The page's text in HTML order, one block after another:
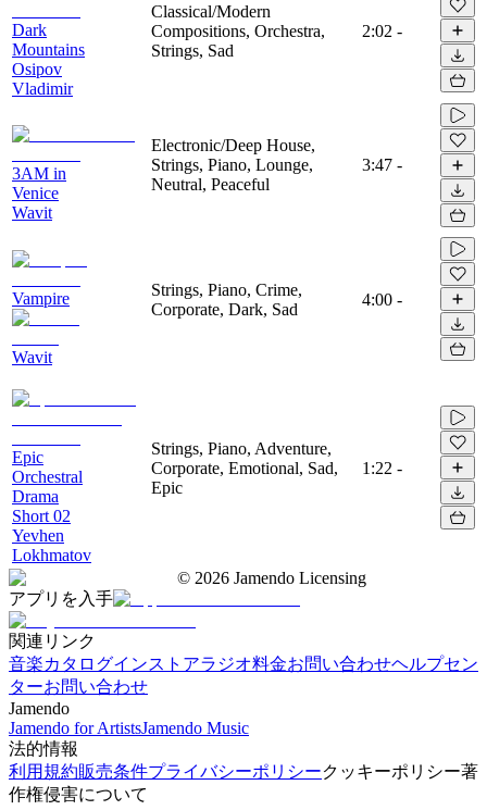
Dark
Mountains
Osipov
Vladimir
Classical/Modern
Compositions, Orchestra,
Strings, Sad
2:02 -
3AM in
Venice
Wavit
Electronic/Deep House,
Strings, Piano, Lounge,
Neutral, Peaceful
3:47 -
Vampire
Wavit
Strings, Piano, Crime,
Corporate, Dark, Sad
4:00 -
Epic
Orchestral
Drama
Short 02
Yevhen
Lokhmatov
Strings, Piano, Adventure,
Corporate, Emotional, Sad,
Epic
1:22 -
© 2026 Jamendo Licensing
アプリを入手
関連リンク
音楽カタログインストアラジオ料金お問い合わせヘルプセン
ターお問い合わせ
Jamendo
Jamendo for ArtistsJamendo Music
法的情報
利用規約販売条件プライバシーポリシークッキーポリシー著
作権侵害について